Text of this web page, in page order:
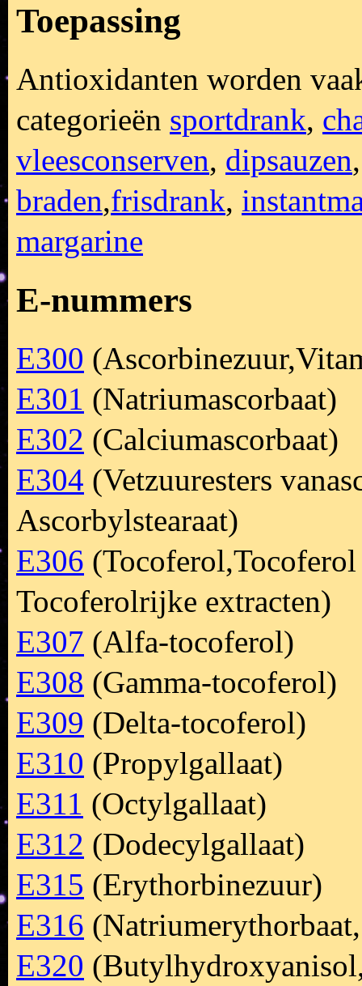
Toepassing
Antioxidanten worden
categorieën sportdrank,
vleesconserven, dipsauzen
braden,frisdrank,
margarine
E-nummers
E300
E301 (Natriumascorbaat)
E302 (Calciumascorbaat)
E304 (Vetzuuresters
Ascorbylstearaat)
E306
Tocoferolrijke extracten)
E307 (Alfa-tocoferol)
E308 (Gamma-tocoferol)
E309 (Delta-tocoferol)
E310 (Propylgallaat)
E311 (Octylgallaat)
E312 (Dodecylgallaat)
E315 (Erythorbinezuur)
E316
E320